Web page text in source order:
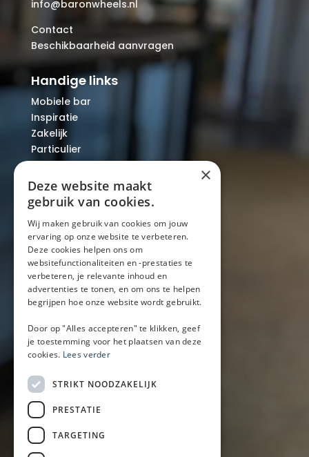
info@baronwheels.nl
Contact
Beschikbaarheid aanvragen
Handige links
Mobiele bar
Inspiratie
Zakelijk
Particulier
Over ons
Blog
Locaties
Mobiele bar
Mobiele bar huren
Bier/wijn/fris bar
Champagnebar
Wijnbar
Aperol spritz bar
Arrangementen
Lunch
Borrel met hapjes
BBQ
Buffet
×
Deze website maakt
gebruik van cookies.
Wij maken gebruik van cookies om jouw
ervaring op onze website te verbeteren.
Deze cookies helpen ons om
websitefunctionaliteiten en -prestaties te
verbeteren, je relevante inhoud en
advertenties te tonen, en om ons te helpen
begrijpen hoe onze website wordt gebruikt.
Door op "Alles accepteren" te klikken, geef
je toestemming voor het plaatsen van deze
cookies. Lees verder
STRIKT NOODZAKELIJK
PRESTATIE
TARGETING